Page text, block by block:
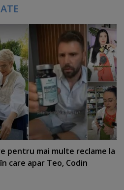
pentru mai multe reclame la
care apar Teo, Codin